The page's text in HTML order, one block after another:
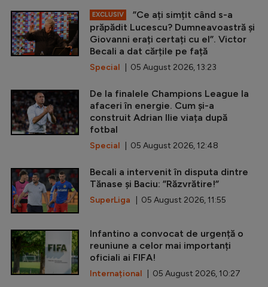
EXCLUSIV
”Ce ați simțit când s-a
prăpădit Lucescu? Dumneavoastră și
Giovanni erați certați cu el”. Victor
Becali a dat cărțile pe față
Special | 05 August 2026, 13:23
De la finalele Champions League la
afaceri în energie. Cum și-a
construit Adrian Ilie viața după
fotbal
Special | 05 August 2026, 12:48
Becali a intervenit în disputa dintre
Tănase și Baciu: ”Răzvrătire!”
SuperLiga | 05 August 2026, 11:55
Infantino a convocat de urgență o
reuniune a celor mai importanți
oficiali ai FIFA!
Internațional | 05 August 2026, 10:27